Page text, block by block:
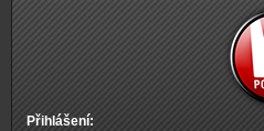
Přihlášení: